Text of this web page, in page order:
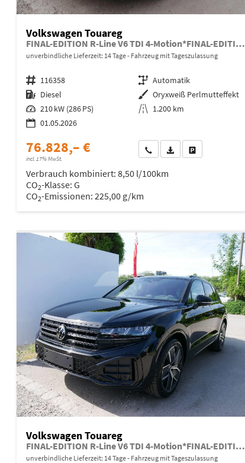
Volkswagen Touareg
FINAL-EDITION R-Line V6 TDI 4-Motion*FINAL-EDITION*AHK-SCHWENKBAR*NAVI*ACC*PDC*LED*SHZ*21-ZOLL
unverbindliche Lieferzeit: 14 Tage Fahrzeug mit Tageszulassung
Fahrzeugnr. 116358 Getriebe Automatik
Kraftstoff Diesel Außenfarbe Oryxweiß Perlmutteffekt
Leistung 210 kW (286 PS) Kilometerstand 1.200 km
01.05.2026
76.828,– €
incl. 17% MwSt.
Wir rufen Sie anFahrzeugexposé (PDF)
Fahrzeug parken
Verbrauch kombiniert: 8,50 l/100km
CO2-Klasse: G
CO2-Emissionen: 225,00 g/km
Volkswagen Touareg
FINAL-EDITION R-Line V6 TDI 4-Motion*FINAL-EDITION*AHK-SCHWENKBAR*NAVI*ACC*PDC*LED*SHZ*21-ZOLL
unverbindliche Lieferzeit: 14 Tage Fahrzeug mit Tageszulassung